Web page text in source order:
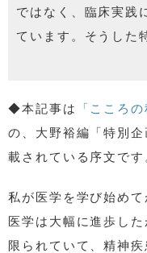
ではなく、臨床実践
ています。そうした
◆本記事は 「こころ
の、大野裕編「特別
載されている序文で
私が医学を学び始め
医学は大幅に進歩し
限られていて、精神